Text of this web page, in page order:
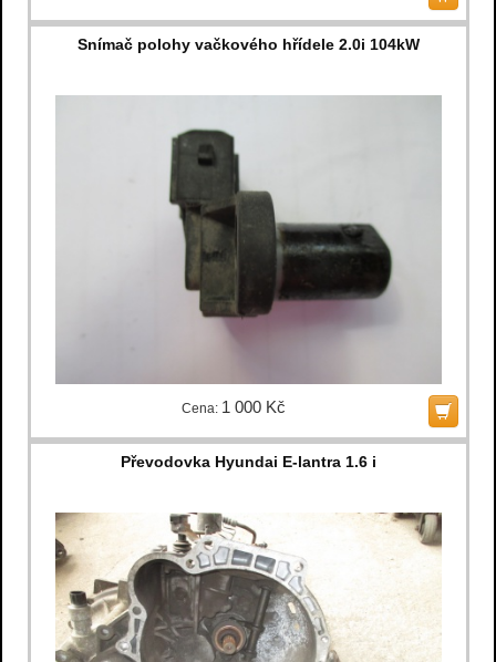
Snímač polohy vačkového hřídele 2.0i 104kW
Cena: 1 000 Kč
Převodovka Hyundai E-lantra 1.6 i